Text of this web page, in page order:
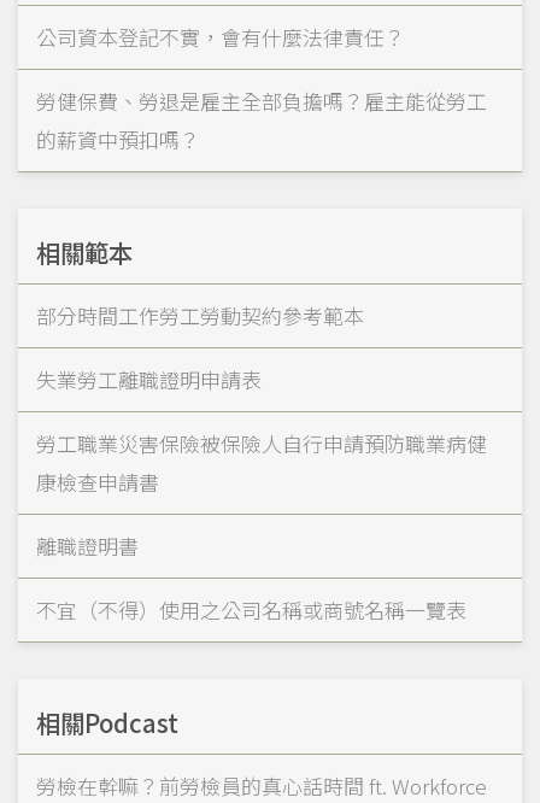
公司資本登記不實，會有什麼法律責任？
勞健保費、勞退是雇主全部負擔嗎？雇主能從勞工
的薪資中預扣嗎？
相關範本
部分時間工作勞工勞動契約參考範本
失業勞工離職證明申請表
勞工職業災害保險被保險人自行申請預防職業病健
康檢查申請書
離職證明書
不宜（不得）使用之公司名稱或商號名稱一覽表
相關Podcast
勞檢在幹嘛？前勞檢員的真心話時間 ft. Workforce